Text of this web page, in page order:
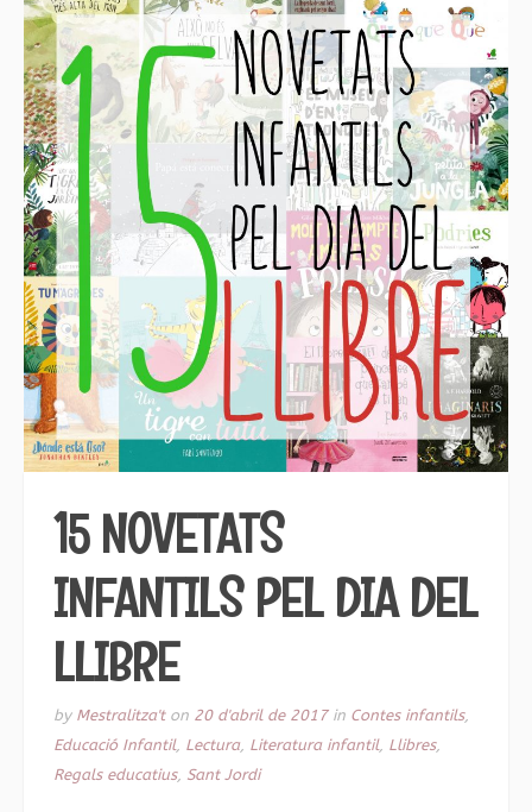
15 NOVETATS
INFANTILS PEL DIA DEL
LLIBRE
by Mestralitza'ton 20 d'abril de 2017in Contes infantils,
Educació Infantil, Lectura, Literatura infantil, Llibres,
Regals educatius, Sant Jordi